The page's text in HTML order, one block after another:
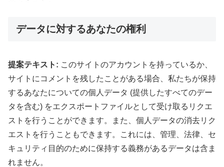
データに対するあなたの権利
提案テキスト: このサイトのアカウントを持っているか、
サイトにコメントを残したことがある場合、私たちが保持
するあなたについての個人データ (提供したすべてのデー
タを含む) をエクスポートファイルとして受け取るリクエ
ストを行うことができます。また、個人データの消去リク
エストを行うこともできます。これには、管理、法律、セ
キュリティ目的のために保持する義務があるデータは含ま
れません。